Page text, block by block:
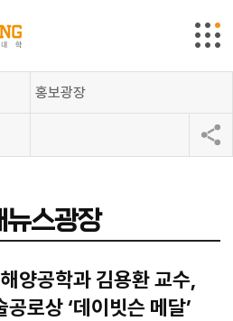
홍보광장
뉴스광장
양공학과 김용환 교수,
로상 ‘데이빗슨 메달’